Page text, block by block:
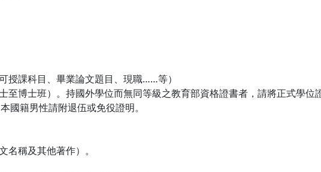
授課科目、畢業論文題目、現職……等）
至博士班）。持國外學位而無同等級之教育部資格證書者，請將正式學
國籍男性請附退伍或免役證明。
稱及其他著作）。